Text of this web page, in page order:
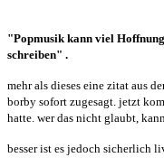
"Popmusik kann viel Hoffnung
schreiben" .
mehr als dieses eine zitat aus
borby sofort zugesagt. jetzt
hatte. wer das nicht glaubt,
besser ist es jedoch sicherlich